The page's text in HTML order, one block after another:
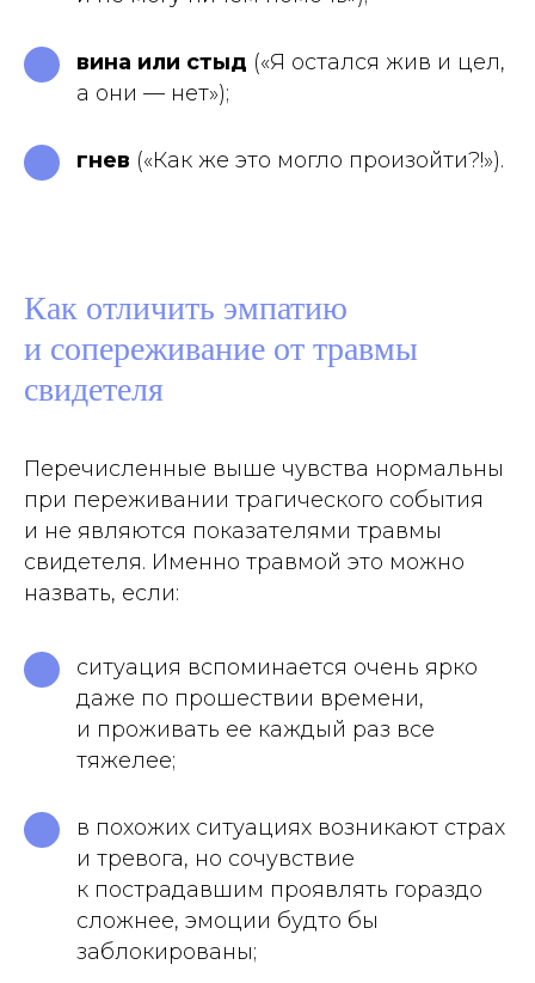
вина или стыд («Я остался жив и цел,
а они — нет»);
гнев («Как же это могло произойти?!»).
Как отличить эмпатию
и сопереживание от травмы
свидетеля
Перечисленные выше чувства нормальны
при переживании трагического события
и не являются показателями травмы
свидетеля. Именно травмой это можно
назвать, если:
ситуация вспоминается очень ярко
даже по прошествии времени,
и проживать ее каждый раз все
тяжелее;
в похожих ситуациях возникают страх
и тревога, но сочувствие
к пострадавшим проявлять гораздо
сложнее, эмоции будто бы
заблокированы;